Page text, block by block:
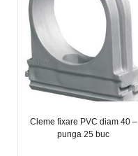
Cleme fixare PVC diam 40 –
punga 25 buc